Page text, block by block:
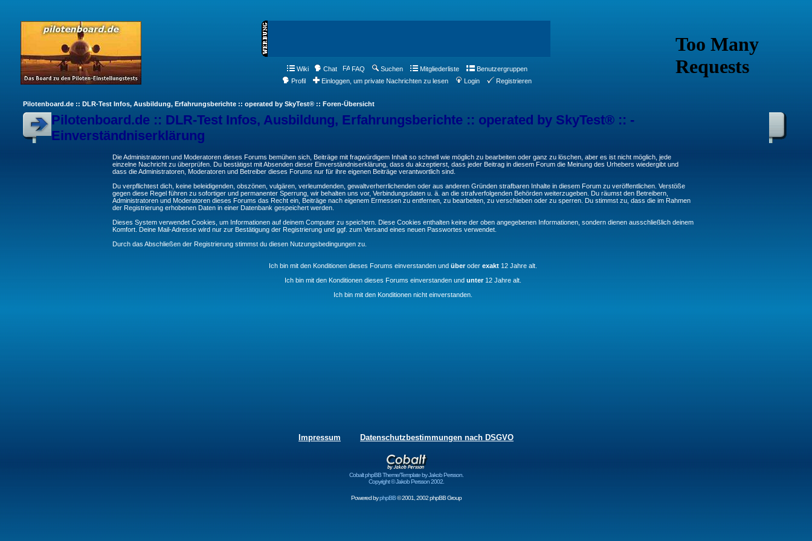
Wiki Chat FAQ Suchen Mitgliederliste
Benutzergruppen
Profil
Einloggen, um private Nachrichten zu lesen Login Registrieren
Pilotenboard.de :: DLR-Test Infos, Ausbildung, Erfahrungsberichte :: operated by SkyTest® :: Foren-Übersicht
Pilotenboard.de :: DLR-Test Infos, Ausbildung, Erfahrungsberichte :: operated by SkyTest® :: -
Einverständniserklärung
Die Administratoren und Moderatoren dieses Forums bemühen sich, Beiträge mit fragwürdigem Inhalt so schnell wie möglich zu bearbeiten oder ganz zu löschen, aber es ist nicht möglich, jede
einzelne Nachricht zu überprüfen. Du bestätigst mit Absenden dieser Einverständniserklärung, dass du akzeptierst, dass jeder Beitrag in diesem Forum die Meinung des Urhebers wiedergibt und
dass die Administratoren, Moderatoren und Betreiber dieses Forums nur für ihre eigenen Beiträge verantwortlich sind.
Du verpflichtest dich, keine beleidigenden, obszönen, vulgären, verleumdenden, gewaltverherrlichenden oder aus anderen Gründen strafbaren Inhalte in diesem Forum zu veröffentlichen. Verstöße
gegen diese Regel führen zu sofortiger und permanenter Sperrung, wir behalten uns vor, Verbindungsdaten u. ä. an die strafverfolgenden Behörden weiterzugeben. Du räumst den Betreibern,
Administratoren und Moderatoren dieses Forums das Recht ein, Beiträge nach eigenem Ermessen zu entfernen, zu bearbeiten, zu verschieben oder zu sperren. Du stimmst zu, dass die im Rahmen
der Registrierung erhobenen Daten in einer Datenbank gespeichert werden.
Dieses System verwendet Cookies, um Informationen auf deinem Computer zu speichern. Diese Cookies enthalten keine der oben angegebenen Informationen, sondern dienen ausschließlich deinem
Komfort. Deine Mail-Adresse wird nur zur Bestätigung der Registrierung und ggf. zum Versand eines neuen Passwortes verwendet.
Durch das Abschließen der Registrierung stimmst du diesen Nutzungsbedingungen zu.
Ich bin mit den Konditionen dieses Forums einverstanden und überoder exakt12 Jahre alt.
Ich bin mit den Konditionen dieses Forums einverstanden und unter12 Jahre alt.
Ich bin mit den Konditionen nicht einverstanden.
Impressum Datenschutzbestimmungen nach DSGVO
Cobalt phpBB Theme/Template by Jakob Persson.
Copyright © Jakob Persson 2002.
Powered byphpBB© 2001, 2002 phpBB Group